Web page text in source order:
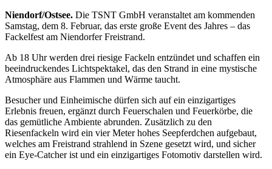
Niendorf/Ostsee. Die TSNT GmbH veranstaltet am kommenden
Samstag, dem 8. Februar, das erste große Event des Jahres – das
Fackelfest am Niendorfer Freistrand.
Ab 18 Uhr werden drei riesige Fackeln entzündet und schaffen ein
beeindruckendes Lichtspektakel, das den Strand in eine mystische
Atmosphäre aus Flammen und Wärme taucht.
Besucher und Einheimische dürfen sich auf ein einzigartiges
Erlebnis freuen, ergänzt durch Feuerschalen und Feuerkörbe, die
das gemütliche Ambiente abrunden. Zusätzlich zu den
Riesenfackeln wird ein vier Meter hohes Seepferdchen aufgebaut,
welches am Freistrand strahlend in Szene gesetzt wird, und sicher
ein Eye-Catcher ist und ein einzigartiges Fotomotiv darstellen wird.